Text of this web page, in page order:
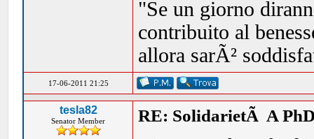
"Se un giorno
contribuito al
allora sarÃ²
17-06-2011 21:25
tesla82
Senator Member RE: SolidarietÃ A